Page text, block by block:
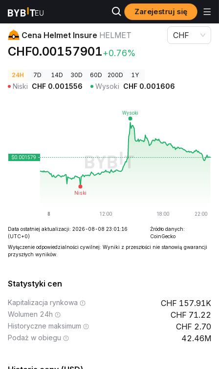
Zarejestruj się
Ceny kryptowalut Cena Helmet Insure HELMET
Cena Helmet Insure HELMET
CHF0.00157901+0.76%
CHF
24H 7D 14D 30D 60D 200D 1Y
Niski CHF 0.001556 Wysoki CHF 0.001606
Data ostatniej aktualizacji: 2026-08-08 23:01:16
(UTC+0)
Źródło danych:
CoinGecko
Wyłączenie odpowiedzialności cywilnej: Wyniki z przeszłości nie stanowią gwarancji
przyszłych wyników.
Statystyki cen
Kapitalizacja rynkowa 157.91K
Wolumen 24h 71.22
Historyczne maksimum 2.70
Podaż w obiegu 42.46M